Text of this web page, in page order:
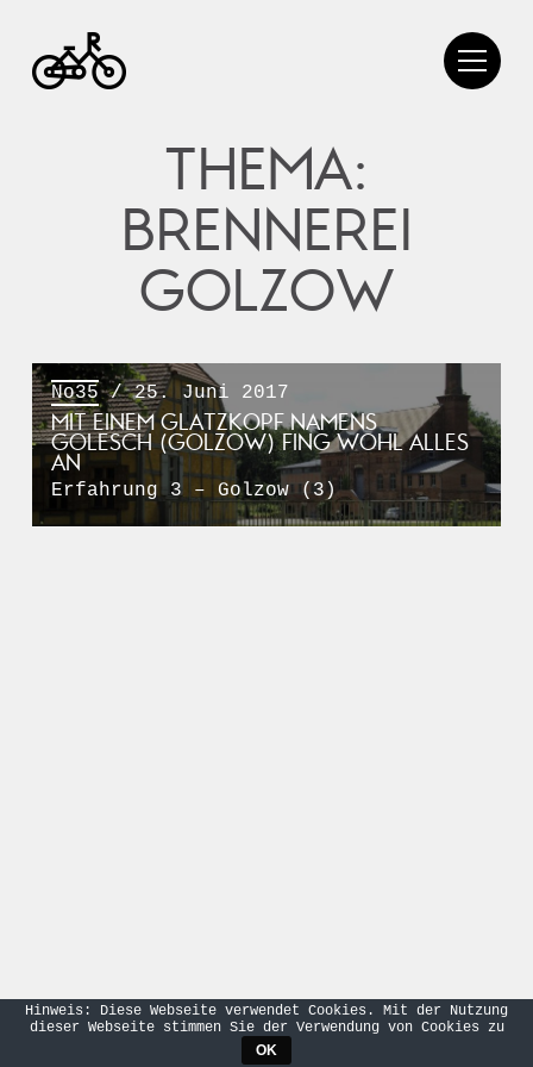
THEMA:
BRENNEREI
GOLZOW
No35/ 25. Juni 2017
MIT EINEM GLATZKOPF NAMENS
GOLESCH (GOLZOW) FING WOHL ALLES
AN
Erfahrung 3 – Golzow (3)
Hinweis: Diese Webseite verwendet Cookies. Mit der Nutzung
dieser Webseite stimmen Sie der Verwendung von Cookies zu
OK